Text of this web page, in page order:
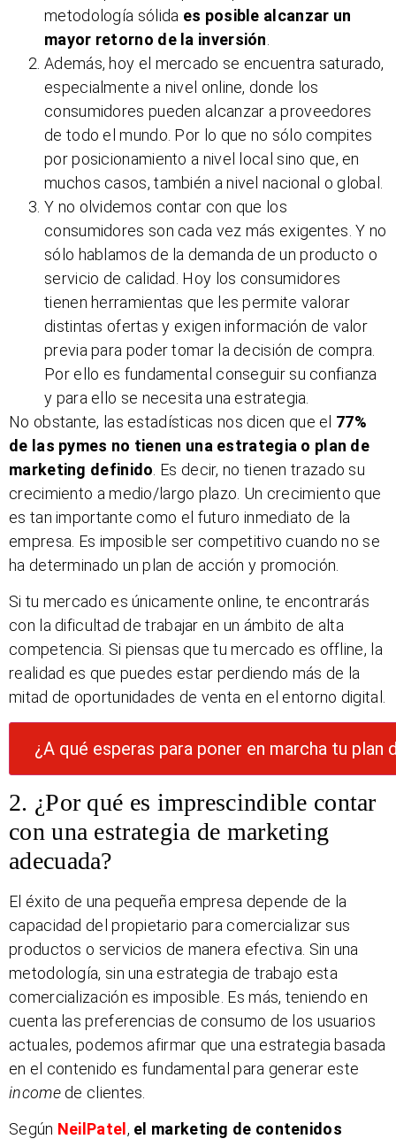
metodología sólida es posible alcanzar un
mayor retorno de la inversión
Además, hoy el mercado se encuentra saturado,
especialmente a nivel online, donde los
consumidores pueden alcanzar a proveedores
de todo el mundo. Por lo que no sólo compites
por posicionamiento a nivel local sino que, en
muchos casos, también a nivel nacional o global.
Y no olvidemos contar con que los
consumidores son cada vez más exigentes. Y no
sólo hablamos de la demanda de un producto o
servicio de calidad. Hoy los consumidores
tienen herramientas que les permite valorar
distintas ofertas y exigen información de valor
previa para poder tomar la decisión de compra.
Por ello es fundamental conseguir su confianza
y para ello se necesita una estrategia.
No obstante, las estadísticas nos dicen que el 77%
de las pymes no tienen una estrategia o plan de
marketing definido . Es decir, no tienen trazado su
crecimiento a medio/largo plazo. Un crecimiento que
es tan importante como el futuro inmediato de la
empresa. Es imposible ser competitivo cuando no se
ha determinado un plan de acción y promoción.
Si tu mercado es únicamente online, te encontrarás
con la dificultad de trabajar en un ámbito de alta
competencia. Si piensas que tu mercado es offline, la
realidad es que puedes estar perdiendo más de la
mitad de oportunidades de venta en el entorno digital.
¿A qué esperas para poner en marcha tu plan
2. ¿Por qué es imprescindible contar
con una estrategia de marketing
adecuada?
El éxito de una pequeña empresa depende de la
capacidad del propietario para comercializar sus
productos o servicios de manera efectiva. Sin una
metodología, sin una estrategia de trabajo esta
comercialización es imposible. Es más, teniendo en
cuenta las preferencias de consumo de los usuarios
actuales, podemos afirmar que una estrategia basada
en el contenido es fundamental para generar este
incomede clientes.
Según NeilPatel , el marketing de contenidos